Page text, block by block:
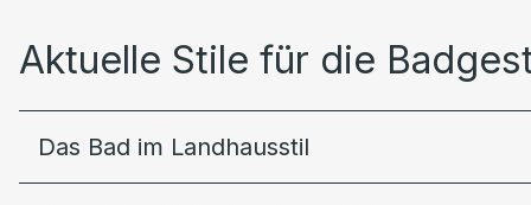
Aktuelle Stile für die
Das Bad im Landhausstil